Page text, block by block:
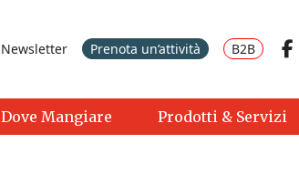
Newsletter Prenota un’attività B2B
Dove Mangiare Prodotti & Servizi